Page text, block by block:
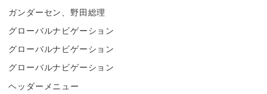
ガンダーセン、野田総理
グローバルナビゲーション
グローバルナビゲーション
グローバルナビゲーション
ヘッダーメニュー